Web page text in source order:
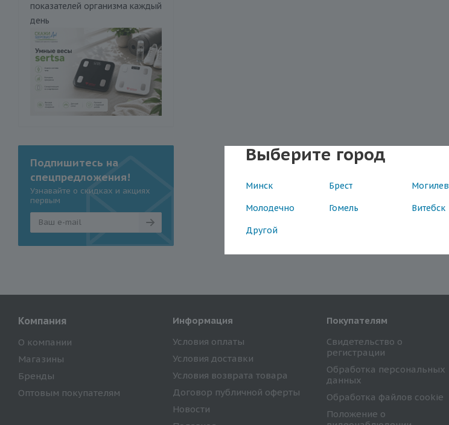
Выберите город
Минск Брест Могилев
Молодечно Гомель Витебск
Другой
показателей организма каждый
день
Подпишитесь на
спецпредложения!
Узнавайте о скидках и акциях
первым
Компания
О компании
Магазины
Бренды
Оптовым покупателям
Информация
Условия оплаты
Условия доставки
Условия возврата товара
Договор публичной оферты
Новости
Покупателям
Свидетельство о
регистрации
Обработка персональных
данных
Обработка файлов cookie
Положение о